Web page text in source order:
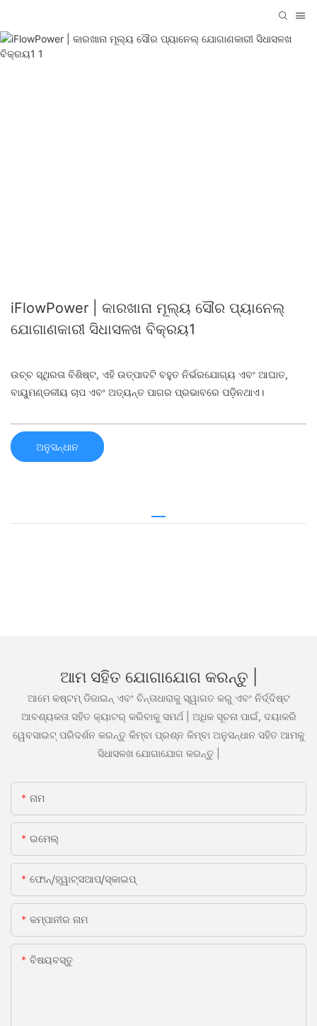
iFlowPower | କାରଖାନା ମୂଲ୍ୟ ସୌର ପ୍ୟାନେଲ୍
ଯୋଗାଣକାରୀ ସିଧାସଳଖ ବିକ୍ରୟ1
ଉଚ୍ଚ ସ୍ଥିରତା ବିଶିଷ୍ଟ, ଏହି ଉତ୍ପାଦଟି ବହୁତ ନିର୍ଭରଯୋଗ୍ୟ ଏବଂ ଆଘାତ,
ବାୟୁମଣ୍ଡଳୀୟ ଚାପ ଏବଂ ଅତ୍ୟନ୍ତ ପାଗର ପ୍ରଭାବରେ ପଡ଼ିନଥାଏ।
ଅନୁସନ୍ଧାନ
ଆମ ସହିତ ଯୋଗାଯୋଗ କରନ୍ତୁ |
ଆମେ କଷ୍ଟମ୍ ଡିଜାଇନ୍ ଏବଂ ଚିନ୍ତାଧାରାକୁ ସ୍ୱାଗତ କରୁ ଏବଂ ନିର୍ଦ୍ଦିଷ୍ଟ
ଆବଶ୍ୟକତା ସହିତ କ୍ୟାଟର୍ କରିବାକୁ ସମର୍ଥ | ଅଧିକ ସୂଚନା ପାଇଁ, ଦୟାକରି
ୱେବସାଇଟ୍ ପରିଦର୍ଶନ କରନ୍ତୁ କିମ୍ବା ପ୍ରଶ୍ନ କିମ୍ବା ଅନୁସନ୍ଧାନ ସହିତ ଆମକୁ
ସିଧାସଳଖ ଯୋଗାଯୋଗ କରନ୍ତୁ |
ନାମ
ଇମେଲ୍
ଫୋନ୍/ହ୍ୱାଟ୍ସଆପ୍/ସ୍କାଇପ୍
କମ୍ପାନୀର ନାମ
ବିଷୟବସ୍ତୁ